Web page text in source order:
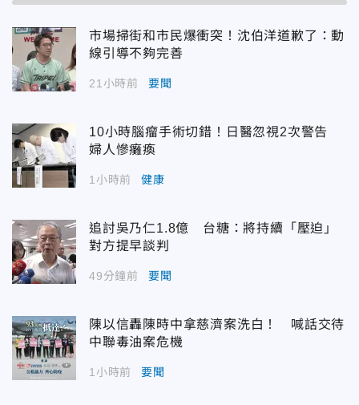
市場掃街和市民爆衝突！沈伯洋道歉了：動
線引導不夠完善
21小時前 要聞
10小時腦瘤手術切錯！日醫忽視2次警告
婦人慘癱瘓
1小時前 健康
追討吳乃仁1.8億 台糖：將持續「壓迫」
對方提早談判
49分鐘前 要聞
陳以信轟陳時中拿慈濟案洗白！ 喊話交待
中聯毒油案危機
1小時前 要聞